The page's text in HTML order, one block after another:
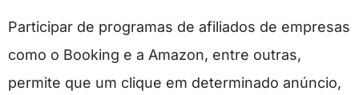
Participar de programas de afiliados de empresas
como o Booking e a Amazon, entre outras,
permite que um clique em determinado anúncio,